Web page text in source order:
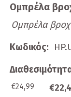
Ομπρέλα
Ομπρέλα
Κωδικός:
€24,99